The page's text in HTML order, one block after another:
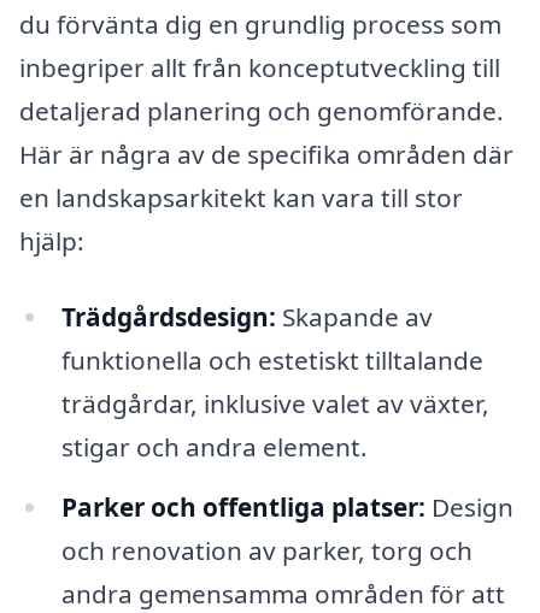
du förvänta dig en grundlig process som
inbegriper allt från konceptutveckling till
detaljerad planering och genomförande.
Här är några av de specifika områden där
en landskapsarkitekt kan vara till stor
hjälp:
Trädgårdsdesign: Skapande av
funktionella och estetiskt tilltalande
trädgårdar, inklusive valet av växter,
stigar och andra element.
Parker och offentliga platser: Design
och renovation av parker, torg och
andra gemensamma områden för att